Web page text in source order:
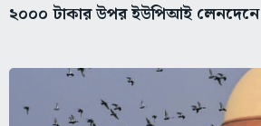
২০০০ টাকার উপর ইউপিআই